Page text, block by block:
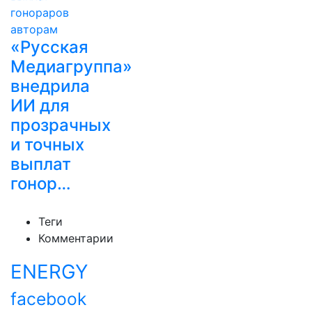
«Русская
Медиагруппа»
внедрила
ИИ для
прозрачных
и точных
выплат
гонор…
Теги
Комментарии
ENERGY
facebook